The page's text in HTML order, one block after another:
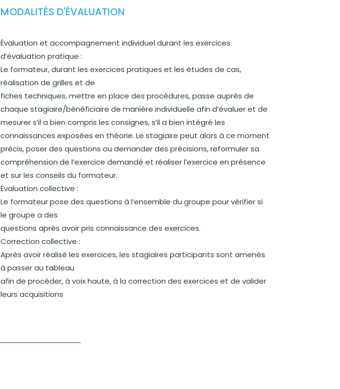
MODALITÉS D'ÉVALUATION
Évaluation et accompagnement individuel durant les exercices
d’évaluation pratique :
Le formateur, durant les exercices pratiques et les études de cas,
réalisation de grilles et de
fiches techniques, mettre en place des procédures, passe auprès de
chaque stagiaire/bénéficiaire de manière individuelle afin d’évaluer et de
mesurer s’il a bien compris les consignes, s’il a bien intégré les
connaissances exposées en théorie. Le stagiaire peut alors à ce moment
précis, poser des questions ou demander des précisions, reformuler sa
compréhension de l’exercice demandé et réaliser l’exercice en présence
et sur les conseils du formateur.
Évaluation collective :
Le formateur pose des questions à l’ensemble du groupe pour vérifier si
le groupe a des
questions après avoir pris connaissance des exercices.
Correction collective :
Après avoir réalisé les exercices, les stagiaires participants sont amenés
à passer au tableau
afin de procéder, à voix haute, à la correction des exercices et de valider
leurs acquisitions